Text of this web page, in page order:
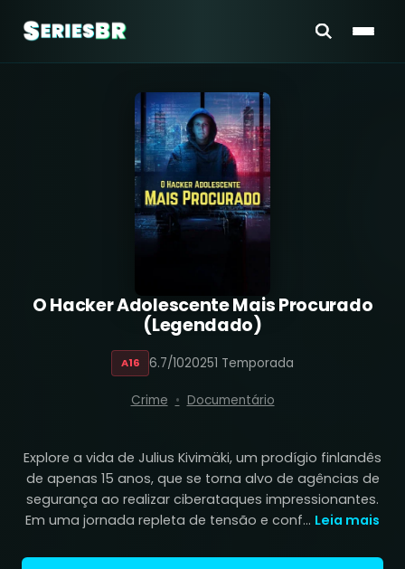
O Hacker Adolescente Mais Procurado
(Legendado)
A16 6.7/1020251 Temporada
Crime Documentário
Explore a vida de Julius Kivimäki, um prodígio finlandês
de apenas 15 anos, que se torna alvo de agências de
segurança ao realizar ciberataques impressionantes.
Em uma jornada repleta de tensão e conf... Leia mais